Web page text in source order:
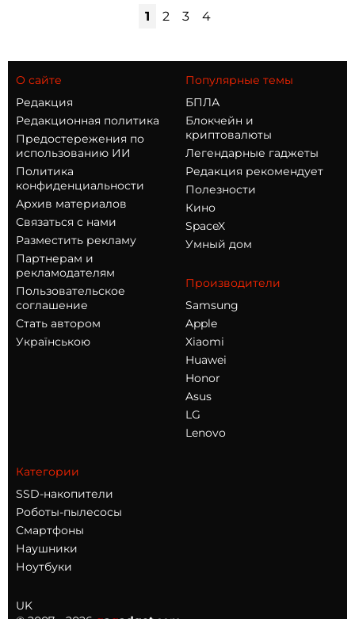
1 2 3 4
О сайте
Редакция
Редакционная политика
Предостережения по
использованию ИИ
Политика
конфиденциальности
Архив материалов
Связаться с нами
Разместить рекламу
Партнерам и
рекламодателям
Пользовательское
соглашение
Стать автором
Українською
Популярные темы
БПЛА
Блокчейн и
криптовалюты
Легендарные гаджеты
Редакция рекомендует
Полезности
Кино
SpaceX
Умный дом
Производители
Samsung
Apple
Xiaomi
Huawei
Honor
Asus
LG
Lenovo
Категории
SSD-накопители
Роботы-пылесосы
Смартфоны
Наушники
Ноутбуки
UK